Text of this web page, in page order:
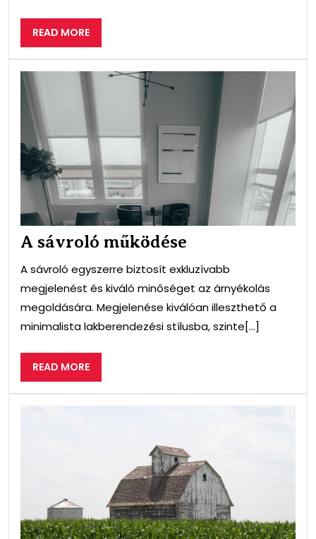
READ MOREREAD
MORE
A sávroló működése
A sávroló egyszerre biztosít exkluzívabb
megjelenést és kiváló minőséget az árnyékolás
megoldására. Megjelenése kiválóan illeszthető a
minimalista lakberendezési stílusba, szinte[...]
READ MOREREAD
MORE